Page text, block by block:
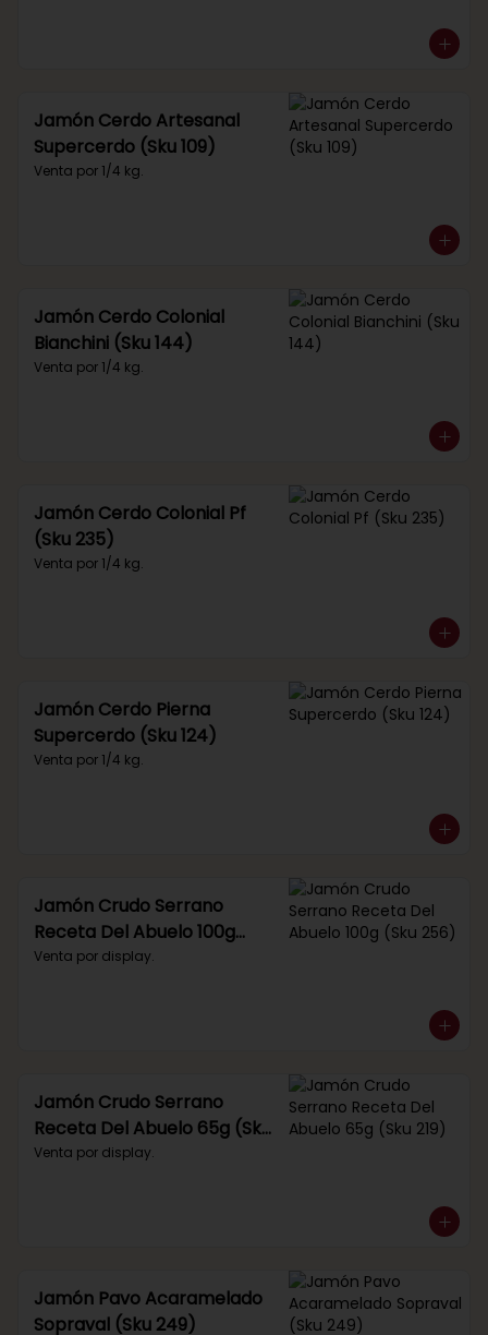
Jamón Cerdo Artesanal
Supercerdo (Sku 109)
Venta por 1/4 kg.
Jamón Cerdo Colonial
Bianchini (Sku 144)
Venta por 1/4 kg.
Jamón Cerdo Colonial Pf
(Sku 235)
Venta por 1/4 kg.
Jamón Cerdo Pierna
Supercerdo (Sku 124)
Venta por 1/4 kg.
Jamón Crudo Serrano
Receta Del Abuelo 100g
(Sku 256)
Venta por display.
Jamón Crudo Serrano
Receta Del Abuelo 65g (Sku
219)
Venta por display.
Jamón Pavo Acaramelado
Sopraval (Sku 249)